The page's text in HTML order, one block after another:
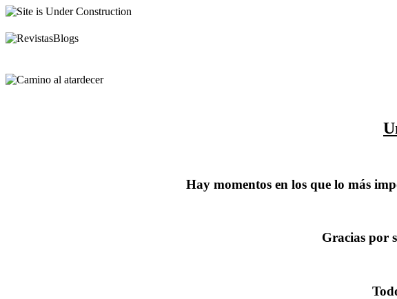
Hay momentos en los que lo más
Gracias por